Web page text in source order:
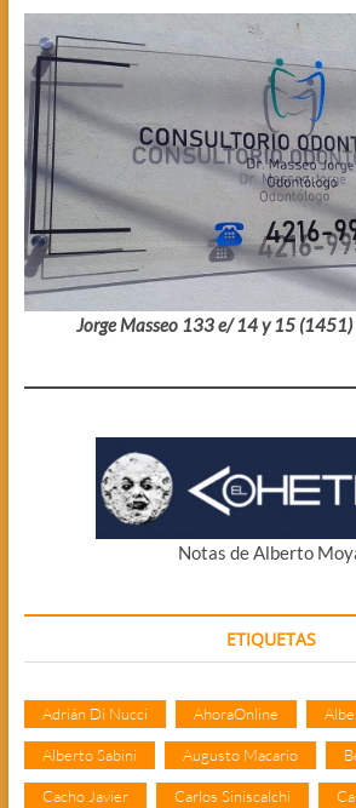
Jorge Masseo 133 e/ 14 y 15 (1451)
Notas de Alberto
ETIQUETAS
Adrián Di Nucci AhoraOnline
Alberto Sabini Augusto Macario
Cacho Javier Carlos Siniscalchi